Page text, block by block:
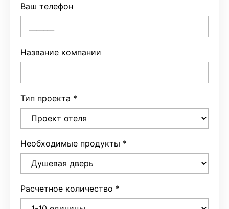
Ваш телефон
Название компании
Тип проекта *
Необходимые продукты *
Расчетное количество *